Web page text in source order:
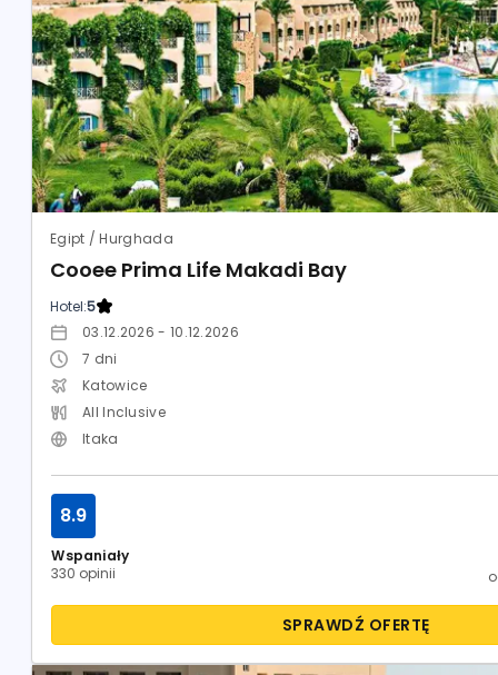
Egipt / Hurghada
Cooee Prima Life Makadi Bay
Hotel:5
03.12.2026 - 10.12.2026
7 dni
Katowice
All Inclusive
Itaka
Wspaniały
330 opinii
8.9
SPRAWDŹ OFERTĘ